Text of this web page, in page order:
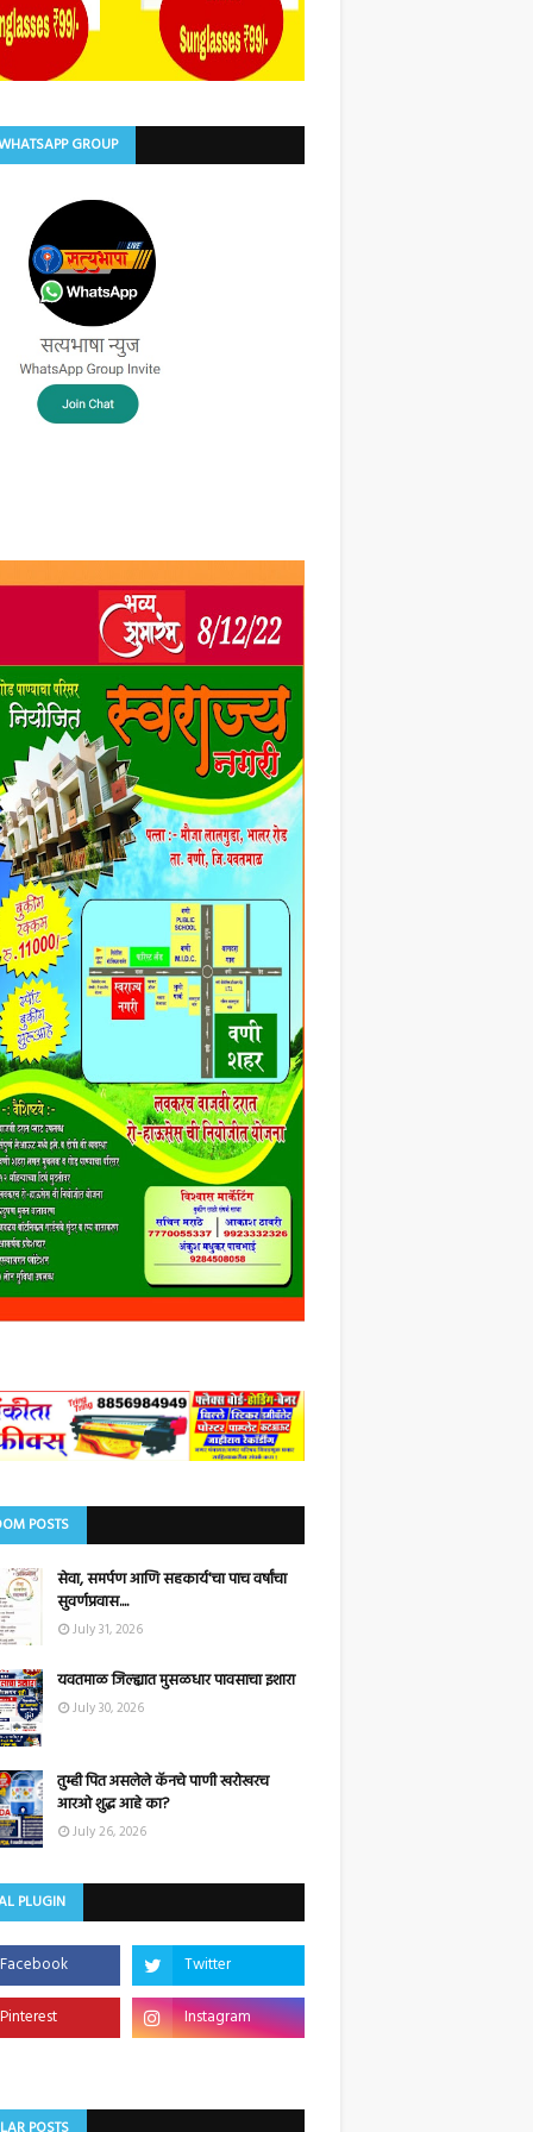
GROUP
POSTS
सेवा, समर्पण आणि सहकार्य'चा पाच वर्षांचा
सुवर्णप्रवास....
July 31, 2026
यवतमाळ जिल्ह्यात मुसळधार पावसाचा इशारा
July 30, 2026
तुम्ही पित असलेले कॅनचे पाणी खरोखरच
आरओ शुद्ध आहे का?
July 26, 2026
PLUGIN